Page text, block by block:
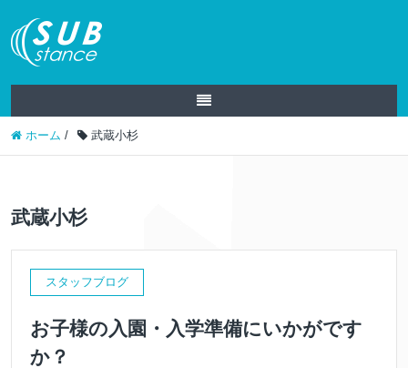
ホーム / 武蔵小杉
武蔵小杉
スタッフブログ
お子様の入園・入学準備にいかがです
か？